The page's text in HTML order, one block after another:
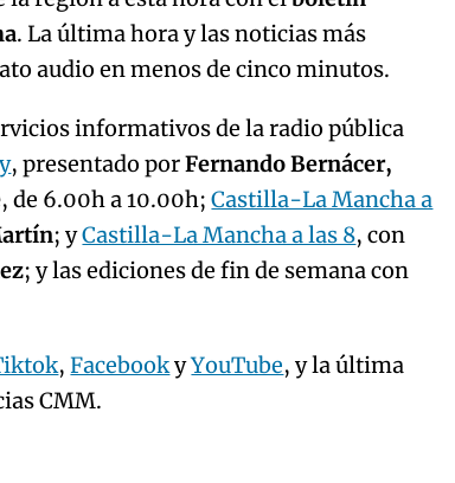
. La última hora y las noticias más
audio en menos de cinco minutos.
informativos de la radio pública
, presentado porFernando Bernácer,
, de 6.00h a 10.00h;Castilla-La Mancha a
; yCastilla-La Mancha a las 8, con
; y las ediciones de fin de semana con
,FacebookyYouTube, y la última
CMM.